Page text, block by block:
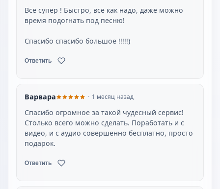
Все супер ! Быстро, все как надо, даже можно
Спасибо спасибо большое !!!!!)
Ответить
Варвара 1 месяц назад
Спасибо огромное за такой чудесный сервис!
Столько всего можно сделать. Поработать и с
видео, и с аудио совершенно бесплатно, просто
подарок.
Ответить